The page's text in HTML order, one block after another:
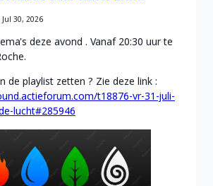
Jul 30, 2026
deze avond . Vanaf 20:30 uur te
de playlist zetten ? Zie deze link :
t18876-vr-31-juli-
lucht#285946